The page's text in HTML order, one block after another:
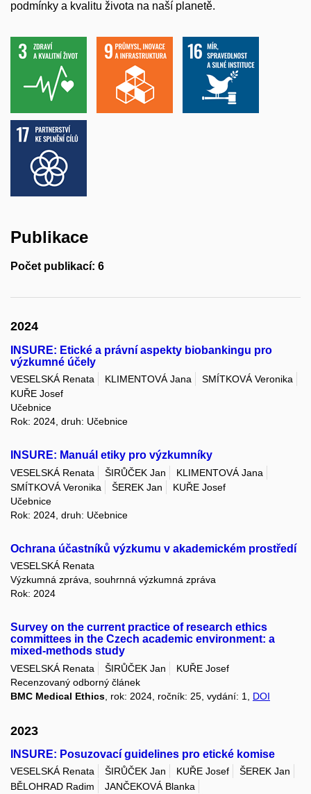
podmínky a kvalitu života na naší planetě.
Publikace
Počet publikací: 6
2024
INSURE: Etické a právní aspekty biobankingu pro
výzkumné účely
VESELSKÁ Renata KLIMENTOVÁ Jana
SMÍTKOVÁ Veronika
KUŘE Josef
Učebnice
Rok: 2024, druh: Učebnice
INSURE: Manuál etiky pro výzkumníky
VESELSKÁ Renata ŠIRŮČEK Jan
KLIMENTOVÁ Jana
SMÍTKOVÁ Veronika
ŠEREK Jan
KUŘE Josef
Učebnice
Rok: 2024, druh: Učebnice
Ochrana účastníků výzkumu v akademickém prostředí
VESELSKÁ Renata
Výzkumná zpráva, souhrnná výzkumná zpráva
Rok: 2024
Survey on the current practice of research ethics
committees in the Czech academic environment: a
mixed-methods study
VESELSKÁ Renata ŠIRŮČEK Jan
KUŘE Josef
Recenzovaný odborný článek
BMC Medical Ethics , rok: 2024, ročník: 25, vydání: 1, DOI
2023
INSURE: Posuzovací guidelines pro etické komise
VESELSKÁ Renata ŠIRŮČEK Jan KUŘE Josef
ŠEREK Jan
BĚLOHRAD Radim
JANČEKOVÁ Blanka